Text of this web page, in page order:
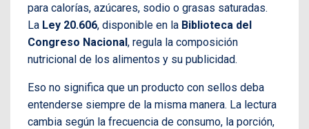
para calorías, azúcares, sodio o grasas saturadas.
La Ley 20.606, disponible en la Biblioteca del
Congreso Nacional, regula la composición
nutricional de los alimentos y su publicidad.
Eso no significa que un producto con sellos deba
entenderse siempre de la misma manera. La lectura
cambia según la frecuencia de consumo, la porción,